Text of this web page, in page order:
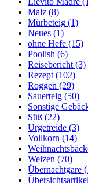
Malz (8)
Mürbeteig (1)
Neues (1)
ohne Hefe (15)
Poolish (6)
Reisebericht (3)
Rezept (102)
Roggen (29)
Sauerteig (50)
Sonstige
Süß (22)
Urgetreide (3)
Vollkorn (14)
Weizen (70)
Übernachtgare
Übersichtsartikel